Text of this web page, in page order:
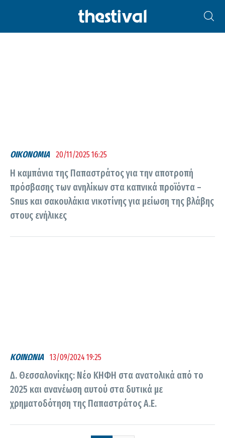
ΠΑΠΑΣΤΡΆΤΟΣ Α.Ε.
ΟΙΚΟΝΟΜΙΑ 20/11/2025 16:25
Η καμπάνια της Παπαστράτος για την αποτροπή
πρόσβασης των ανηλίκων στα καπνικά προϊόντα –
Snus και σακουλάκια νικοτίνης για μείωση της βλάβης
στους ενήλικες
ΚΟΙΝΩΝΙΑ 13/09/2024 19:25
Δ. Θεσσαλονίκης: Νέο ΚΗΦΗ στα ανατολικά από το
2025 και ανανέωση αυτού στα δυτικά με
χρηματοδότηση της Παπαστράτος Α.Ε.